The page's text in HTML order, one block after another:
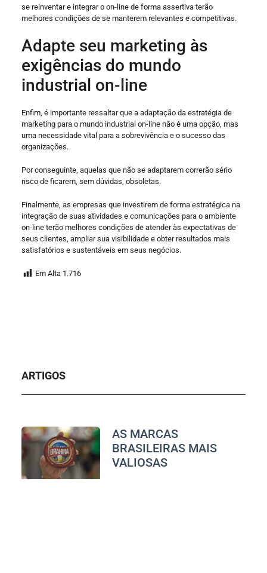
se reinventar e integrar o on-line de forma assertiva terão
melhores condições de se manterem relevantes e competitivas.
Adapte seu marketing às
exigências do mundo
industrial on-line
Enfim, é importante ressaltar que a adaptação da estratégia de
marketing para o mundo industrial on-line não é uma opção, mas
uma necessidade vital para a sobrevivência e o sucesso das
organizações.
Por conseguinte, aquelas que não se adaptarem correrão sério
risco de ficarem, sem dúvidas, obsoletas.
Finalmente, as empresas que investirem de forma estratégica na
integração de suas atividades e comunicações para o ambiente
on-line terão melhores condições de atender às expectativas de
seus clientes, ampliar sua visibilidade e obter resultados mais
satisfatórios e sustentáveis em seus negócios.
Em Alta 1.716
ARTIGOS
AS MARCAS
BRASILEIRAS MAIS
VALIOSAS